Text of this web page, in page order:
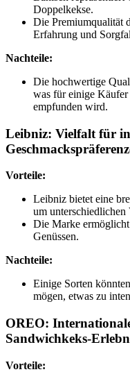
Doppelkekse.
Die Premiumqualität
Erfahrung und
Nachteile:
Die hochwertige
was für einige
empfunden wird.
Leibniz: Vielfalt für
Vorteile:
Leibniz bietet eine
um unterschiedlichen
Die Marke
Genüssen.
Nachteile:
Einige Sorten
mögen, etwas zu
OREO:
Sandwichkeks-
Vorteile: